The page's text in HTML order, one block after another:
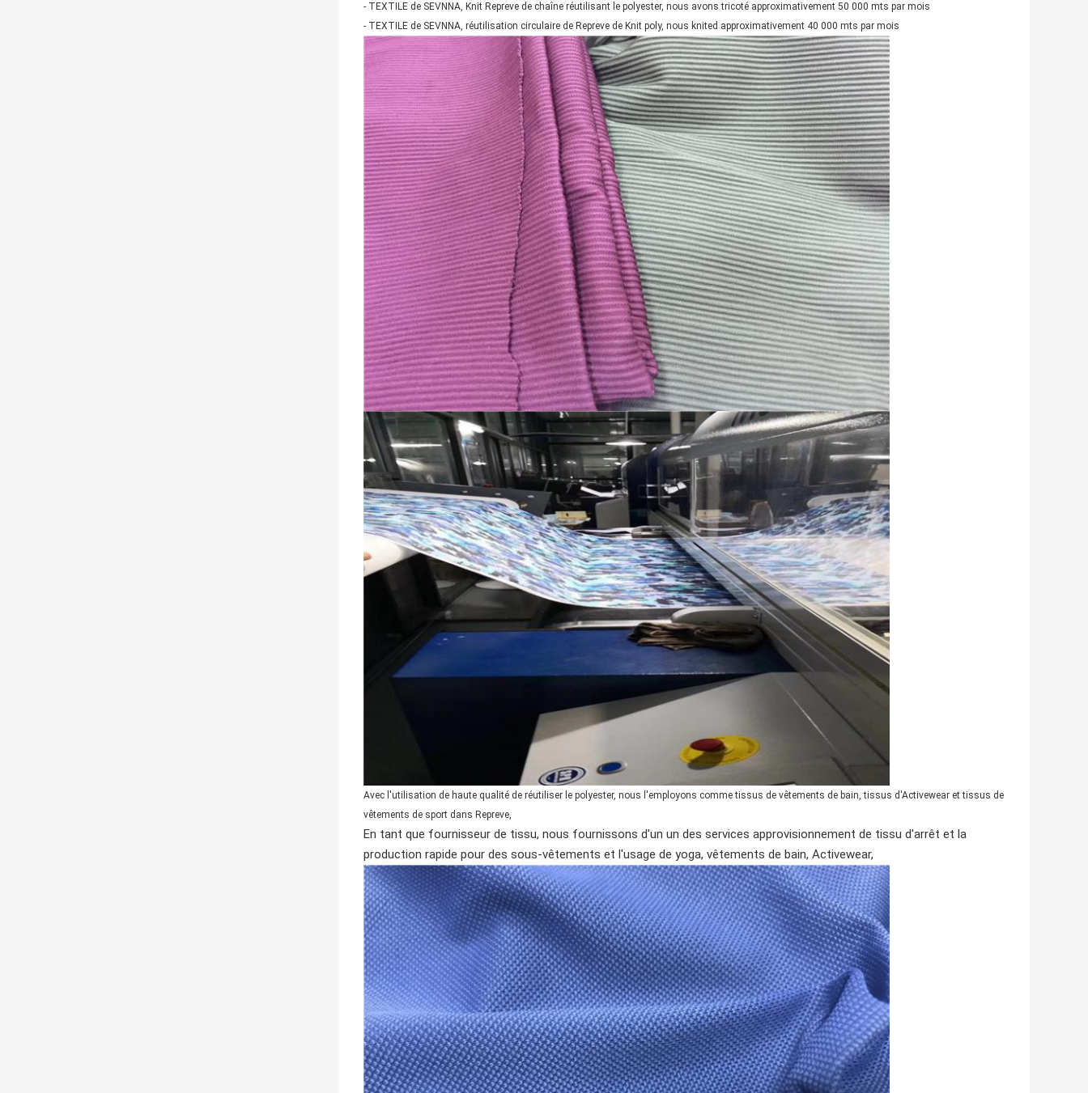
- TEXTILE de SEVNNA, Knit Repreve de chaîne réutilisant le polyester, nous avons tricoté approximativement 50 000 mts par mois
- TEXTILE de SEVNNA, réutilisation circulaire de Repreve de Knit poly, nous knited approximativement 40 000 mts par mois
Avec l'utilisation de haute qualité de réutiliser le polyester, nous l'employons comme tissus de vêtements de bain, tissus d'Activewear et tissus de
vêtements de sport dans Repreve,
En tant que fournisseur de tissu, nous fournissons d'un un des services approvisionnement de tissu d'arrêt et la
production rapide pour des sous-vêtements et l'usage de yoga, vêtements de bain, Activewear,